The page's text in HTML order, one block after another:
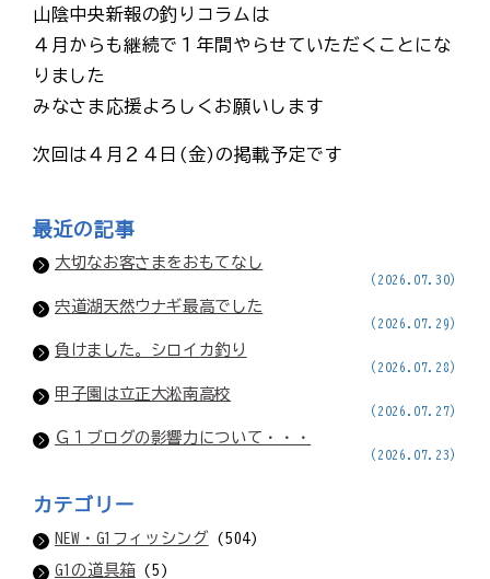
山陰中央新報の釣りコラムは
４月からも継続で１年間やらせていただくことにな
りました
みなさま応援よろしくお願いします
次回は４月２４日(金)の掲載予定です
最近の記事
大切なお客さまをおもてなし
(2026.07.30)
宍道湖天然ウナギ最高でした
(2026.07.29)
負けました。シロイカ釣り
(2026.07.28)
甲子園は立正大淞南高校
(2026.07.27)
Ｇ１ブログの影響力について・・・
(2026.07.23)
カテゴリー
NEW・G1フィッシング(504)
G1の道具箱(5)